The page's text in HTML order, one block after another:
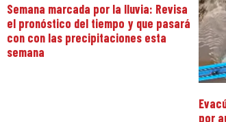
Semana marcada por la lluvia: Revisa
el pronóstico del tiempo y que pasará
con con las precipitaciones esta
semana
por